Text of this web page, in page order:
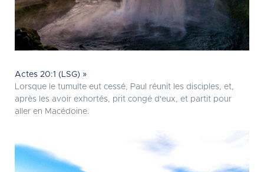
Actes 20:1 (LSG) »
Lorsque le tumulte eut cessé, Paul réunit les disciples, et,
après les avoir exhortés, prit congé d'eux, et partit pour
aller en Macédoine.